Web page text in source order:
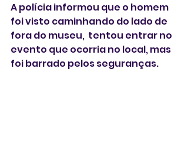
A polícia informou que o homem
foi visto caminhando do lado de
fora do museu,  tentou entrar no
evento que ocorria no local, mas
foi barrado pelos seguranças.